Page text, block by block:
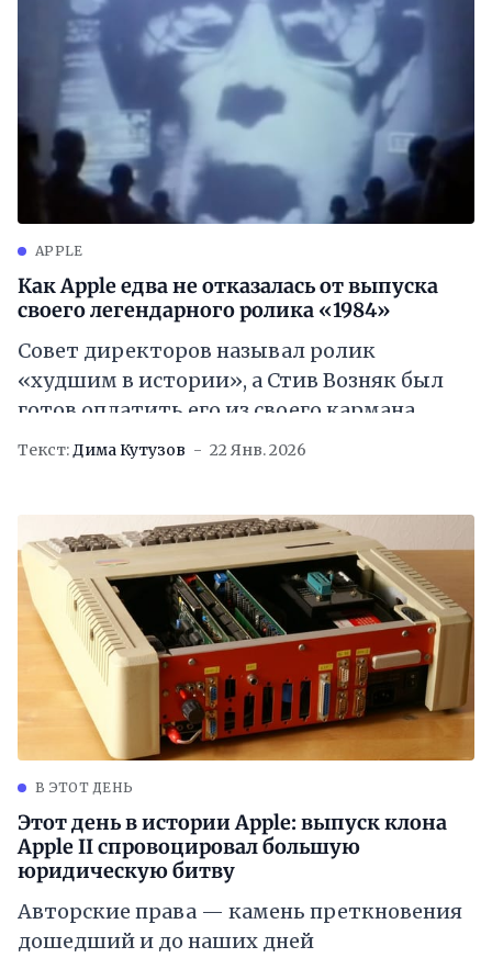
APPLE
Как Apple едва не отказалась от выпуска
своего легендарного ролика «1984»
Совет директоров называл ролик
«худшим в истории», а Стив Возняк был
готов оплатить его из своего кармана
Текст:Дима Кутузов 22 Янв. 2026
В ЭТОТ ДЕНЬ
Этот день в истории Apple: выпуск клона
Apple II спровоцировал большую
юридическую битву
Авторские права — камень преткновения
дошедший и до наших дней